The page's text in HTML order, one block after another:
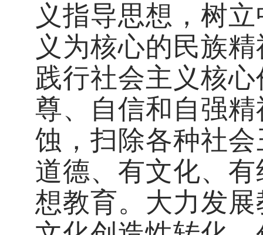
义指导思想，树
义为核心的民族
践行社会主义核
尊、自信和自强
蚀，扫除各种社
道德、有文化、
想教育。大力发